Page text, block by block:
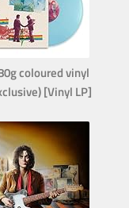
coloured vinyl
[Vinyl LP]